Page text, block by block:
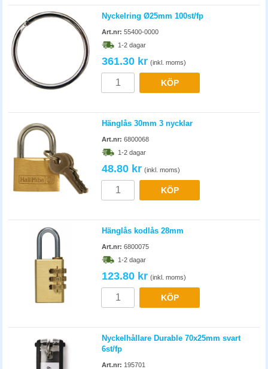
Nyckelring Ø25mm 100st/fp
Art.nr: 55400-0000
1-2 dagar
361.30 kr (inkl. moms)
KÖP
Hänglås 30mm 3 nycklar
Art.nr: 6800068
1-2 dagar
48.80 kr (inkl. moms)
KÖP
Hänglås kodlås 28mm
Art.nr: 6800075
1-2 dagar
123.80 kr (inkl. moms)
KÖP
Nyckelhållare Durable 70x25mm svart
6st/fp
Art.nr: 195701